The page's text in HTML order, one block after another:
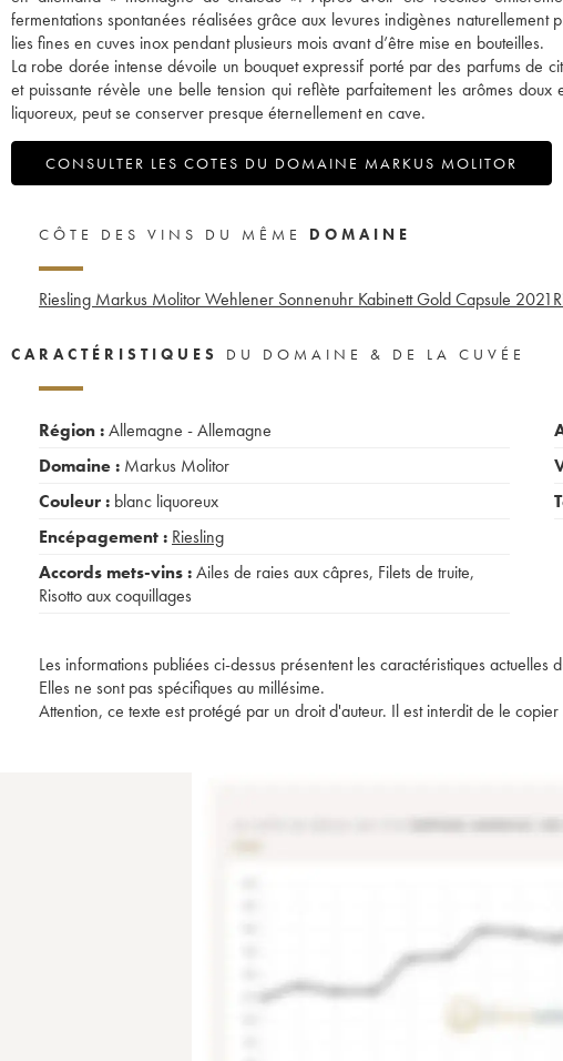
fermentations spontanées réalisées grâce aux levures indigènes naturellement
lies fines en cuves inox pendant plusieurs mois avant d’être mise en bouteilles.
La robe dorée intense dévoile un bouquet expressif porté par des parfums de
et puissante révèle une belle tension qui reflète parfaitement les arômes
liquoreux, peut se conserver presque éternellement en cave.
CONSULTER LES COTES DU DOMAINE MARKUS MOLITOR
CÔTE DES VINS DU MÊME DOMAINE
Riesling Markus Molitor Wehlener Sonnenuhr Kabinett Gold Capsule 2021
CARACTÉRISTIQUES DU DOMAINE & DE LA CUVÉE
Région :Allemagne - Allemagne
Domaine : Markus Molitor
Couleur : blanc liquoreux
Encépagement : Riesling
Accords mets-vins :Ailes de raies aux câpres, Filets de truite,
Risotto aux coquillages
Les informations publiées ci-dessus présentent les caractéristiques actuelles
Elles ne sont pas spécifiques au millésime.
Attention, ce texte est protégé par un droit d'auteur. Il est interdit de le